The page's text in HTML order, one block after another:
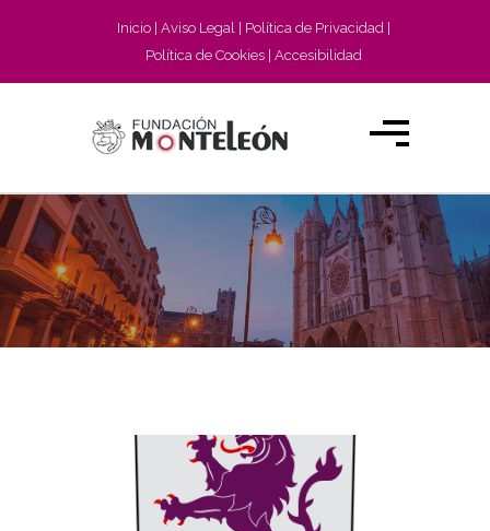
Inicio Aviso Legal
Política de Privacidad
Política de Cookies
Accesibilidad